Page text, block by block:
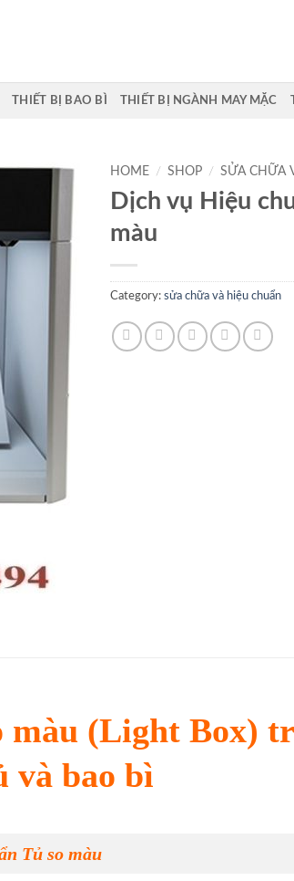
THIẾT BỊ BAO BÌ THIẾT BỊ NGÀNH MAY MẶC
HOME / SHOP / SỬA CHỮA
Dịch vụ Hiệu
màu
Category: sửa chữa và hiệu chuẩn
màu (Light Box)
và bao bì
Tủ so màu